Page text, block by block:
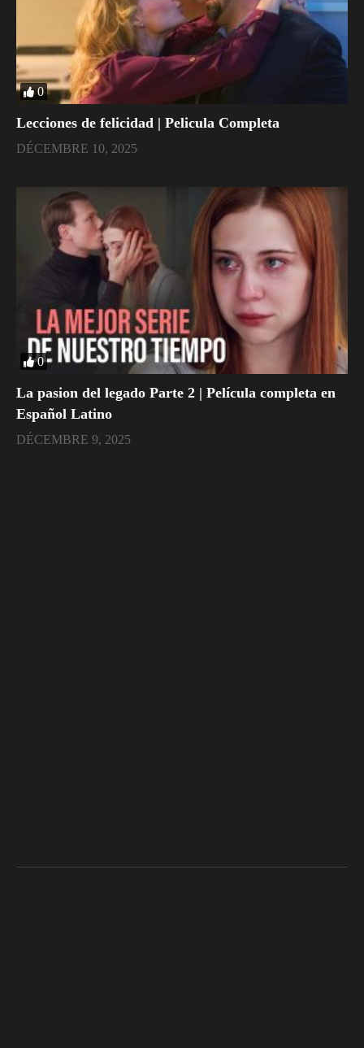
0
Lecciones de felicidad | Pelicula Completa
DÉCEMBRE 10, 2025
0
La pasion del legado Parte 2 | Película completa en
Español Latino
DÉCEMBRE 9, 2025